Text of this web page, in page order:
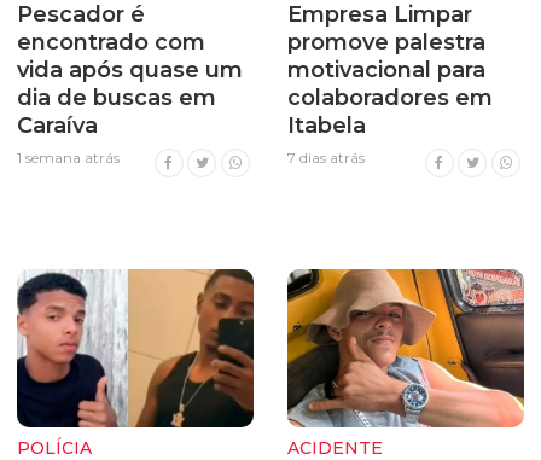
Pescador é
encontrado com
vida após quase um
dia de buscas em
Caraíva
1 semana atrás
Empresa Limpar
promove palestra
motivacional para
colaboradores em
Itabela
7 dias atrás
POLÍCIA ACIDENTE